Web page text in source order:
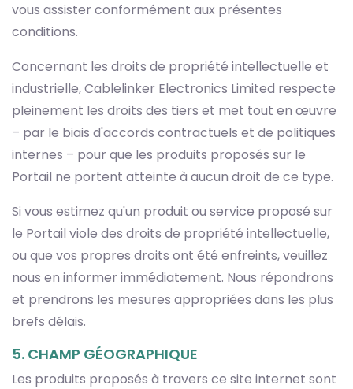
vous assister conformément aux présentes
conditions.
Concernant les droits de propriété intellectuelle et
industrielle, Cablelinker Electronics Limited respecte
pleinement les droits des tiers et met tout en œuvre
– par le biais d'accords contractuels et de politiques
internes – pour que les produits proposés sur le
Portail ne portent atteinte à aucun droit de ce type.
Si vous estimez qu'un produit ou service proposé sur
le Portail viole des droits de propriété intellectuelle,
ou que vos propres droits ont été enfreints, veuillez
nous en informer immédiatement. Nous répondrons
et prendrons les mesures appropriées dans les plus
brefs délais.
5. CHAMP GÉOGRAPHIQUE
Les produits proposés à travers ce site internet sont